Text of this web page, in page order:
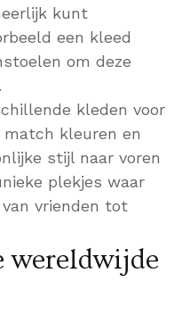
kunt
een kleed
om deze
kleden voor
kleuren en
stijl naar voren
plekjes waar
vrienden tot